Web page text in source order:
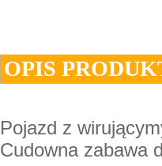
OPIS
Pojazd z
Cudowna zabawa